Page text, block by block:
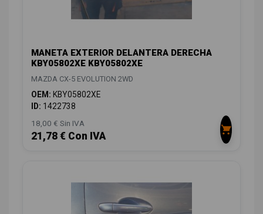
MANETA EXTERIOR DELANTERA DERECHA
KBY05802XE KBY05802XE
MAZDA CX-5 EVOLUTION 2WD
OEM: KBY05802XE
ID: 1422738
18,00 € Sin IVA
21,78 € Con IVA